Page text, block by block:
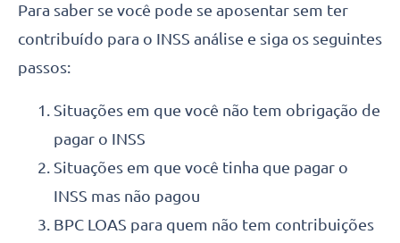
Para saber se você pode se aposentar sem ter
contribuído para o INSS análise e siga os seguintes
passos:
Situações em que você não tem obrigação de
pagar o INSS
Situações em que você tinha que pagar o
INSS mas não pagou
BPC LOAS para quem não tem contribuições